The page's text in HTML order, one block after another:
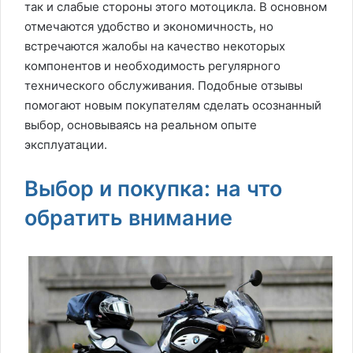
так и слабые стороны этого мотоцикла. В основном
отмечаются удобство и экономичность, но
встречаются жалобы на качество некоторых
компонентов и необходимость регулярного
технического обслуживания. Подобные отзывы
помогают новым покупателям сделать осознанный
выбор, основываясь на реальном опыте
эксплуатации.
Выбор и покупка: на что
обратить внимание